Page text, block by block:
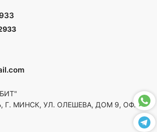
Г. МИНСК, УЛ. ОЛЕШЕВА, ДОМ 9, ОФ. 5,